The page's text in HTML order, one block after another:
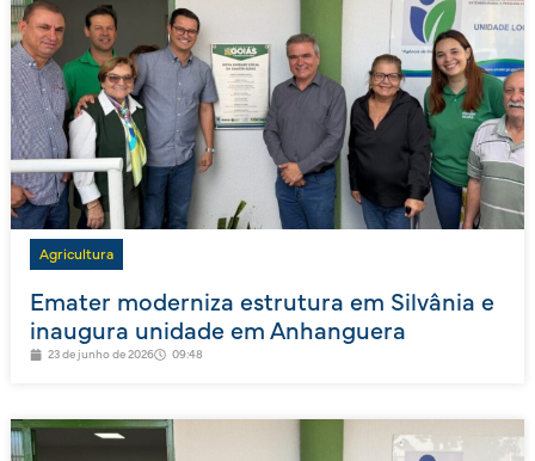
Agricultura
Emater moderniza estrutura em Silvânia e
inaugura unidade em Anhanguera
23 de junho de 2026 09:48